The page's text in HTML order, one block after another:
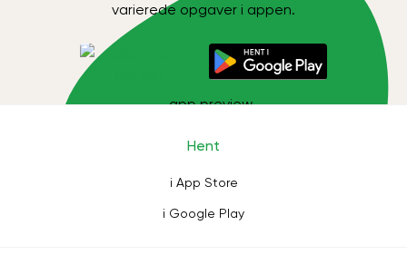
varierede opgaver i appen.
Hent
i App Store
i Google Play